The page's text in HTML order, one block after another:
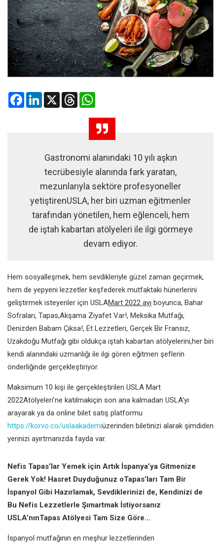
FacebookLinkedIn
X Threads
Gastronomi alanındaki 10 yılı aşkın
tecrübesiyle alanında fark yaratan,
mezunlarıyla sektöre profesyoneller
yetiştirenUSLA, her biri uzman eğitmenler
tarafından yönetilen, hem eğlenceli, hem
de iştah kabartan atölyeleri ile ilgi görmeye
devam ediyor.
Hem sosyalleşmek, hem sevdikleriyle güzel zaman geçirmek,
hem de yepyeni lezzetler keşfederek mutfaktaki hünerlerini
geliştirmek isteyenler için USLAMart 2022 ayı boyunca, Bahar
Sofraları, Tapas,Akşama Ziyafet Var!, Meksika Mutfağı,
Denizden Babam Çıksa!, Et Lezzetleri, Gerçek Bir Fransız,
Uzakdoğu Mutfağı gibi oldukça iştah kabartan atölyelerini,her biri
kendi alanındaki uzmanlığı ile ilgi gören eğitmen şeflerin
önderliğinde gerçekleştiriyor.
Maksimum 10 kişi ile gerçekleştirilen USLA Mart
2022Atölyeleri’ne katılmakiçin son ana kalmadan USLA’yı
arayarak ya da online bilet satış platformu
https://korvo.co/uslaakademiüzerinden biletinizi alarak şimdiden
yerinizi ayırtmanızda fayda var.
Nefis Tapas’lar Yemek için Artık İspanya’ya Gitmenize
Gerek Yok! Hasret Duyduğunuz oTapas’ları Tam Bir
İspanyol Gibi Hazırlamak, Sevdiklerinizi de, Kendinizi de
Bu Nefis Lezzetlerle Şımartmak İstiyorsanız
USLA’nınTapas Atölyesi Tam Size Göre…
İspanyol mutfağının en meşhur lezzetlerinden